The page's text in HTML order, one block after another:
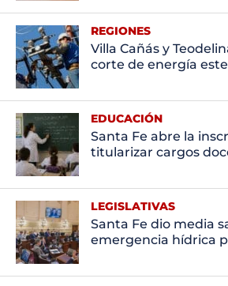
REGIONES
Villa Cañás y
corte de energía
EDUCACIÓN
Santa Fe abre la
titularizar cargos
LEGISLATIVAS
Santa Fe dio media
emergencia hídrica